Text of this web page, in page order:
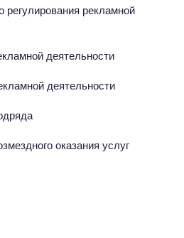
регулирования рекламной
деятельности
деятельности
оказания услуг